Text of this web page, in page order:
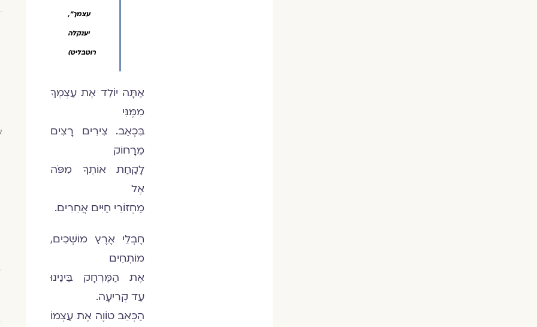
עצמך",
יענקלה
רוטבליט)
אַתָּה יוֹלֵד אֶת עַצְמֶךָ
מִמֶּנִּי
בִּכְאֵב. צִירִים רָצִים
מֵרָחוֹק
לָקַחַת אוֹתְךָ מִפֹּה
אֶל
מַחְזוֹרֵי חַיִּים אֲחֵרִים.
חֶבְלֵי אֶרֶץ מוֹשְׁכִים,
מוֹתְחִים
אֶת הַמֶּרְחָק בֵּינֵינוּ
עַד קְרִיעָה.
הַכְּאֵב טוֹוֶה אֶת עַצְמוֹ